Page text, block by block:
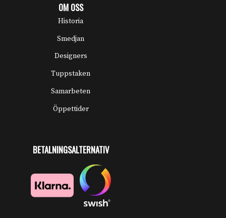
OM OSS
Historia
Smedjan
Designers
Tuppstaken
Samarbeten
Öppettider
BETALNINGSALTERNATIV